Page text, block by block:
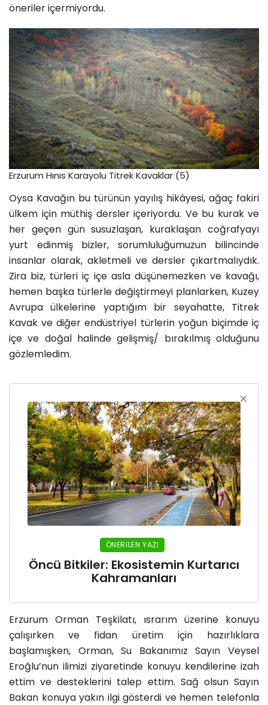
öneriler içermiyordu.
Erzurum Hınıs Karayolu Titrek Kavaklar (5)
Oysa Kavağın bu türünün yayılış hikâyesi, ağaç fakiri
ülkem için müthiş dersler içeriyordu. Ve bu kurak ve
her geçen gün susuzlaşan, kuraklaşan coğrafyayı
yurt edinmiş bizler, sorumluluğumuzun bilincinde
insanlar olarak, akletmeli ve dersler çıkartmalıydık.
Zira biz, türleri iç içe asla düşünemezken ve kavağı,
hemen başka türlerle değiştirmeyi planlarken, Kuzey
Avrupa ülkelerine yaptığım bir seyahatte, Titrek
Kavak ve diğer endüstriyel türlerin yoğun biçimde iç
içe ve doğal halinde gelişmiş/ bırakılmış olduğunu
gözlemledim.
ÖNERILEN YAZI
Öncü Bitkiler: Ekosistemin Kurtarıcı
Kahramanları
Erzurum Orman Teşkilatı, ısrarım üzerine konuyu
çalışırken ve fidan üretim için hazırlıklara
başlamışken, Orman, Su Bakanımız Sayın Veysel
Eroğlu’nun ilimizi ziyaretinde konuyu kendilerine izah
ettim ve desteklerini talep ettim. Sağ olsun Sayın
Bakan konuya yakın ilgi gösterdi ve hemen telefonla